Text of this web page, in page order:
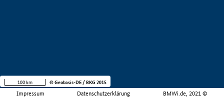
Impressum Datenschutzerklärung BMWi.de, 2021 ©
100 km © Geobasis-DE / BKG 2015